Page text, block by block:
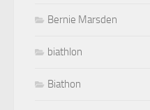
Bernie Marsden
biathlon
Biathon